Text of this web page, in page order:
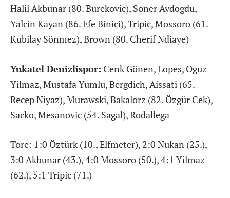
Halil Akbunar (80. Burekovic), Soner Aydogdu,
Yalcin Kayan (86. Efe Binici), Tripic, Mossoro (61.
Kubilay Sönmez), Brown (80. Cherif Ndiaye)
Yukatel Denizlispor: Cenk Gönen, Lopes, Oguz
Yilmaz, Mustafa Yumlu, Bergdich, Aissati (65.
Recep Niyaz), Murawski, Bakalorz (82. Özgür Cek),
Sacko, Mesanovic (54. Sagal), Rodallega
Tore: 1:0 Öztürk (10., Elfmeter), 2:0 Nukan (25.),
3:0 Akbunar (43.), 4:0 Mossoro (50.), 4:1 Yilmaz
(62.), 5:1 Tripic (71.)